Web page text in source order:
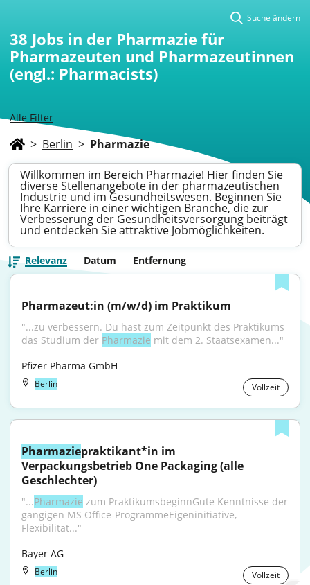
Alle Filter
Suche ändern
38 Jobs in der Pharmazie für
Pharmazeuten und Pharmazeutinnen
(engl.: Pharmacists)
> Berlin > Pharmazie
Willkommen im Bereich Pharmazie! Hier finden Sie
diverse Stellenangebote in der pharmazeutischen
Industrie und im Gesundheitswesen. Beginnen Sie
Ihre Karriere in einer wichtigen Branche, die zur
Verbesserung der Gesundheitsversorgung beiträgt
und entdecken Sie attraktive Jobmöglichkeiten.
Relevanz Datum Entfernung
Pharmazeut:in (m/w/d) im Praktikum
"...zu verbessern. Du hast zum Zeitpunkt des Praktikums
das Studium der Pharmazie mit dem 2. Staatsexamen..."
Pfizer Pharma GmbH
Berlin Vollzeit
Pharmaziepraktikant*in im
Verpackungsbetrieb One Packaging (alle
Geschlechter)
"...Pharmazie zum PraktikumsbeginnGute Kenntnisse der
gängigen MS Office-ProgrammeEigeninitiative,
Flexibilität..."
Bayer AG
Berlin Vollzeit